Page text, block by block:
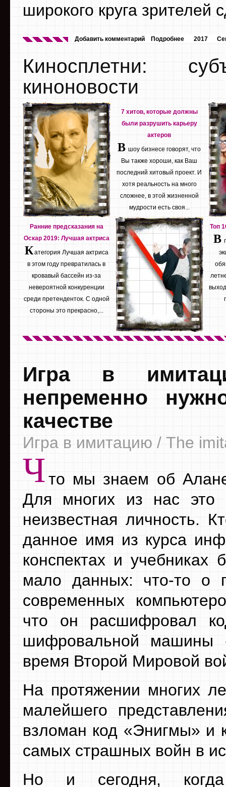
широкого круга
2017
Добавить комментарий Подробнее
Киносплетни:
киноновости
Ранние предсказания на
Оскар 2019: Лучшая актриса
Категория Лучшая актриса
в этом году превратилась в
кровавый бассейн из-за
невероятной конкуренции
среди претенденток. С одной
стороны это прекрасно,...
7 хитов, которые должны
были разрушить карьеру
актеров
В шоу бизнесе говорят, что
Вы также хороши, как Ваш
последний хитовый проект. И
хотя реальность на много
сложнее, в этой жизненной
мудрости есть своя...
Топ
В
Игра в
непременно
качестве
Игра в имитацию / The
Что мы знаем об
Для многих из нас это
неизвестная личность.
данное имя из курса
конспектах и учебниках
мало данных: что-то о
современных
что он расшифровал
шифровальной машины
время Второй Мировой
На протяжении многих
малейшего
взломан код «Энигмы» и
самых страшных войн в
Но и сегодня,